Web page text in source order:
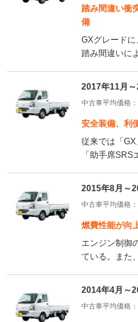
装備の拡充が
踏み間違い衝
備
GXグレード
踏み間違いに
向上が図られ
2017年11月
中古車平均価格：
安全装備、利
従来では「GX
「助手席
標準設定され
ードで標準設
ス」の容量増
（2017.11）
2015年8月～
中古車平均価格：
燃費性能が向
エンジン制御
ている。また
がスムーズに
100％、防錆
る（2015.8）
2014年4月～
中古車平均価格：